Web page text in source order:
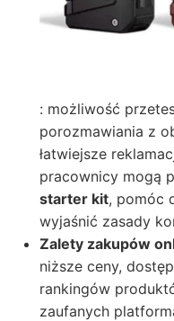
: możliwość
porozmawiania z
łatwiejsze
pracownicy mogą
starter kit, pomóc
wyjaśnić zasady
Zalety zakupów
niższe ceny,
rankingów
zaufanych